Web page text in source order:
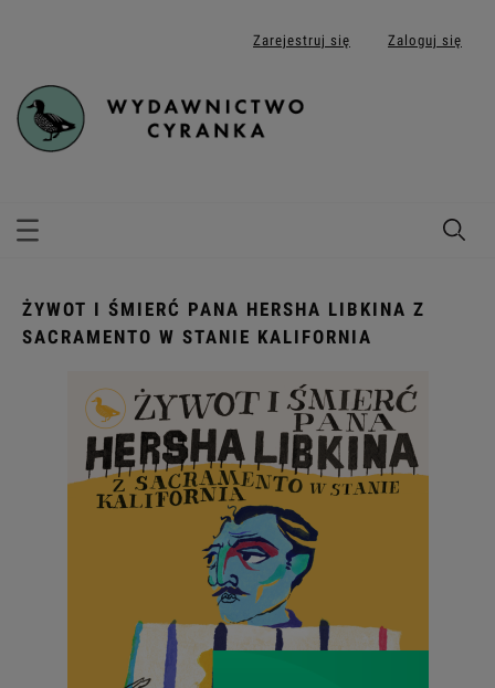
Zarejestruj się Zaloguj się
ŻYWOT I ŚMIERĆ PANA HERSHA LIBKINA Z
SACRAMENTO W STANIE KALIFORNIA